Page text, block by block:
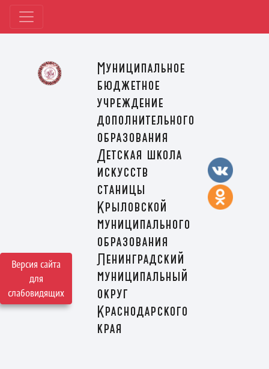
Версия сайта
для
слабовидящих
Муниципальное
бюджетное
учреждение
дополнительного
образования
Детская школа
искусств
станицы
Крыловской
муниципального
образования
Ленинградский
муниципальный
округ
Краснодарского
края